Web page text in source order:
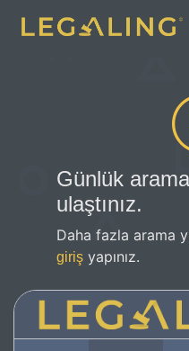
Günlük
ulaştınız.
Daha fazla arama
giriş yapınız.